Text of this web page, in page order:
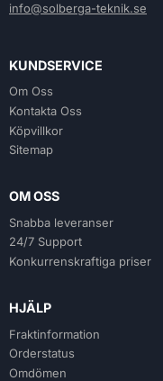
info@solberga-teknik.se
KUNDSERVICE
Om Oss
Kontakta Oss
Köpvillkor
Sitemap
OM OSS
Snabba leveranser
24/7 Support
Konkurrenskraftiga priser
HJÄLP
Fraktinformation
Orderstatus
Omdömen